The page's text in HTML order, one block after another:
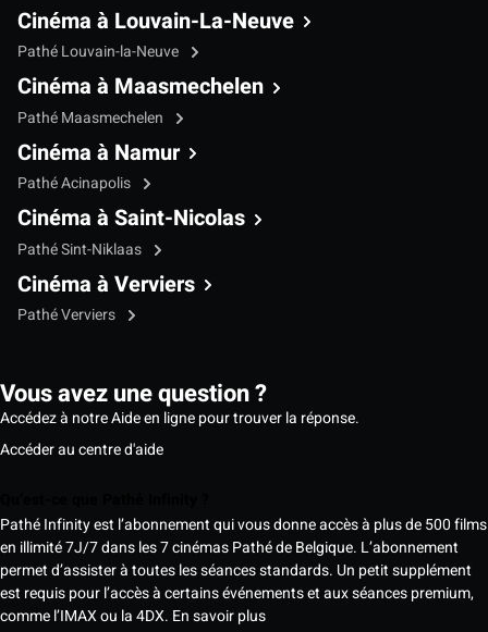
Cinéma à Louvain-La-Neuve
Pathé Louvain-la-Neuve
Cinéma à Maasmechelen
Pathé Maasmechelen
Cinéma à Namur
Pathé Acinapolis
Cinéma à Saint-Nicolas
Pathé Sint-Niklaas
Cinéma à Verviers
Pathé Verviers
Vous avez une question ?
Accédez à notre Aide en ligne pour trouver la réponse.
Accéder au centre d'aide
Pathé Infinity est l’abonnement qui vous donne accès à plus de 500 films
en illimité 7J/7 dans les 7 cinémas Pathé de Belgique. L’abonnement
permet d’assister à toutes les séances standards. Un petit supplément
est requis pour l’accès à certains événements et aux séances premium,
comme l’IMAX ou la 4DX. En savoir plus